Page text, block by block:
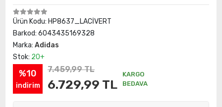
Ürün Kodu: HP8637_LACİVERT
Barkod: 6043435169328
Marka: Adidas
Stok: 20+
%10
indirim
7.459,99 TL
6.729,99 TL
KARGO
BEDAVA